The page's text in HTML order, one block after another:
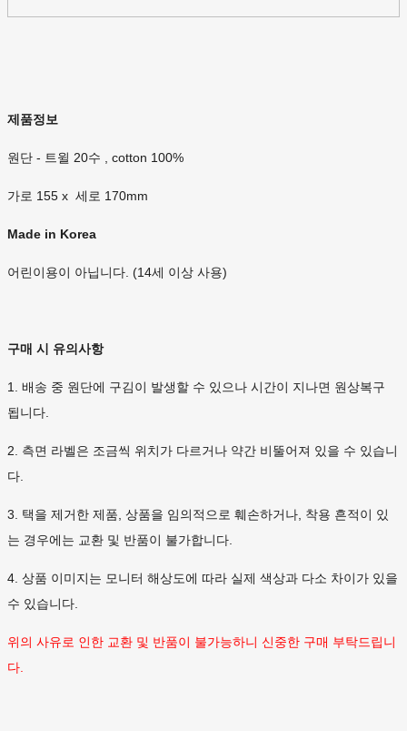
제품정보
원단 - 트윌 20수 , cotton 100%
가로 155 x 세로 170mm
Made in Korea
어린이용이 아닙니다. (14세 이상 사용)
구매 시 유의사항
1. 배송 중 원단에 구김이 발생할 수 있으나 시간이 지나면 원상복구
됩니다.
2. 측면 라벨은 조금씩 위치가 다르거나 약간 비뚤어져 있을 수 있습니
다.
3. 택을 제거한 제품, 상품을 임의적으로 훼손하거나, 착용 흔적이 있
는 경우에는 교환 및 반품이 불가합니다.
4. 상품 이미지는 모니터 해상도에 따라 실제 색상과 다소 차이가 있을
수 있습니다.
위의 사유로 인한 교환 및 반품이 불가능하니 신중한 구매 부탁드립니
다.